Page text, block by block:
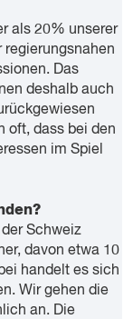
als 20% unserer
regierungsnahen
Das
deshalb auch
oft, dass bei den
im Spiel
Schweiz
davon etwa 10
handelt es sich
Wir gehen die
an. Die